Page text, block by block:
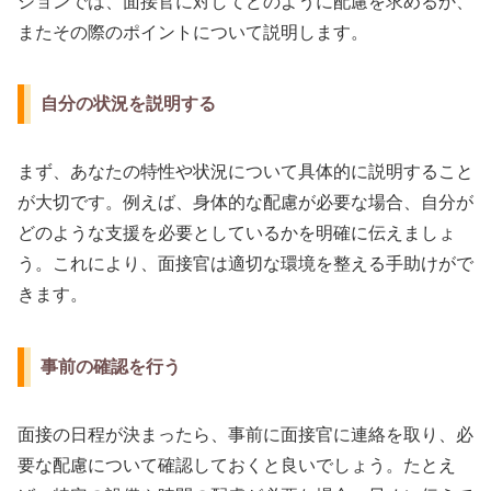
またその際のポイントについて説明します。
自分の状況を説明する
まず、あなたの特性や状況について具体的に説明すること
が大切です。例えば、身体的な配慮が必要な場合、自分が
どのような支援を必要としているかを明確に伝えましょ
う。これにより、面接官は適切な環境を整える手助けがで
きます。
事前の確認を行う
面接の日程が決まったら、事前に面接官に連絡を取り、必
要な配慮について確認しておくと良いでしょう。たとえ